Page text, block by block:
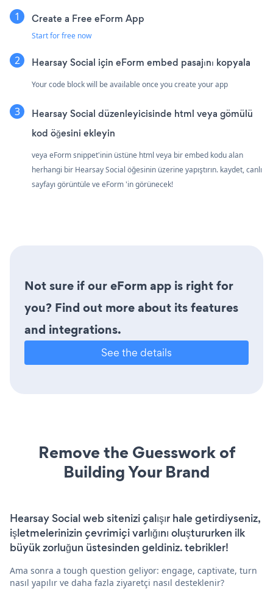
Create a Free eForm App
Start for free now
Hearsay Social için eForm embed pasajını kopyala
Your code block will be available once you create your app
Hearsay Social düzenleyicisinde html veya gömülü
kod öğesini ekleyin
veya eForm snippet'inin üstüne html veya bir embed kodu alan
herhangi bir Hearsay Social öğesinin üzerine yapıştırın. kaydet, canlı
sayfayı görüntüle ve eForm 'in görünecek!
Not sure if our eForm app is right for
you? Find out more about its features
and integrations.
See the details
Remove the Guesswork of
Building Your Brand
Hearsay Social web sitenizi çalışır hale getirdiyseniz,
işletmelerinizin çevrimiçi varlığını oluştururken ilk
büyük zorluğun üstesinden geldiniz. tebrikler!
Ama sonra a tough question geliyor: engage, captivate, turn
nasıl yapılır ve daha fazla ziyaretçi nasıl desteklenir?